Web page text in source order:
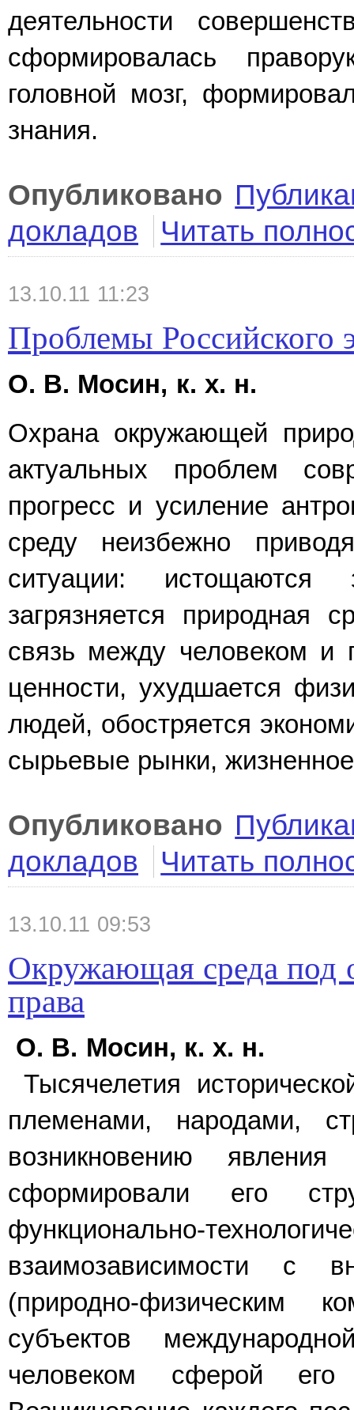
деятельности
сформировалась
головной мозг,
знания.
Опубликовано
докладов
Читать
13.10.11 11:23
Проблемы Российского
О. В. Мосин, к. х. н.
Охрана окружающей
акту­альных проблем
прогресс и усиление
среду неизбежно
ситуации: истощаются
загрязняется природная
связь между человеком и
ценности, ухудшается
людей, обостряется
сырьевые рынки,
Опубликовано
докладов
Читать
13.10.11 09:53
Окружающая среда под
права
О. В. Мосин, к. х. н.
Тысячелетия
племенами, народами,
возникновению
сформировали его
функционально-
взаимозависимости с
(природно-физическим
субъектов
человеком сферой его